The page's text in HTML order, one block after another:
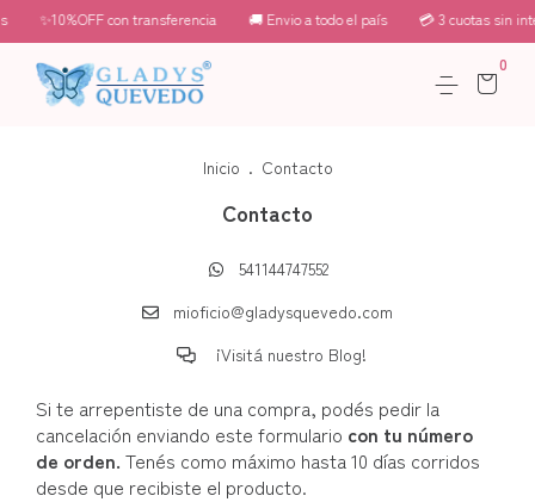
✨10%OFF con transferencia 🚚 Envio a todo el país 💳 3 cuotas sin
0
Inicio . Contacto
Contacto
541144747552
mioficio@gladysquevedo.com
¡Visitá nuestro Blog!
Si te arrepentiste de una compra, podés pedir la
cancelación enviando este formulario con tu número
de orden. Tenés como máximo hasta 10 días corridos
desde que recibiste el producto.